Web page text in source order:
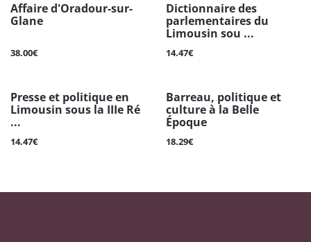
Affaire d'Oradour-sur-
Glane
38.00€
Dictionnaire des
parlementaires du
Limousin sou ...
14.47€
Presse et politique en
Limousin sous la IIIe Ré
...
14.47€
Barreau, politique et
culture à la Belle
Époque
18.29€